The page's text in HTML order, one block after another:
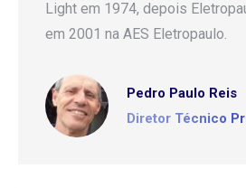
Pedro Paulo Reis
Diretor Técnico
Light em 1974, depois
em 2001 na AES Eletropaulo.